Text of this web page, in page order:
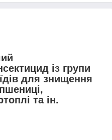
із групи
для знищення
та ін.